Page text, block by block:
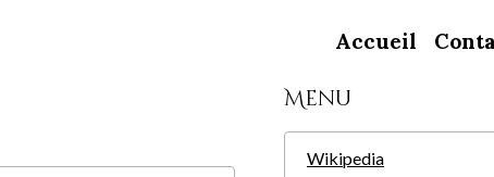
Accueil
Menu
Wikipedia